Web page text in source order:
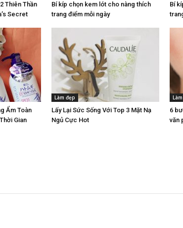
Thiên Thần
Secret
Bí kíp chọn kem lót cho nàng thích
trang điểm mỗi ngày
Bí
Ẩm Toàn
Gian
Làm đẹp
Lấy Lại Sức Sống Với Top 3 Mặt Nạ
Ngủ Cực Hot
6
văn